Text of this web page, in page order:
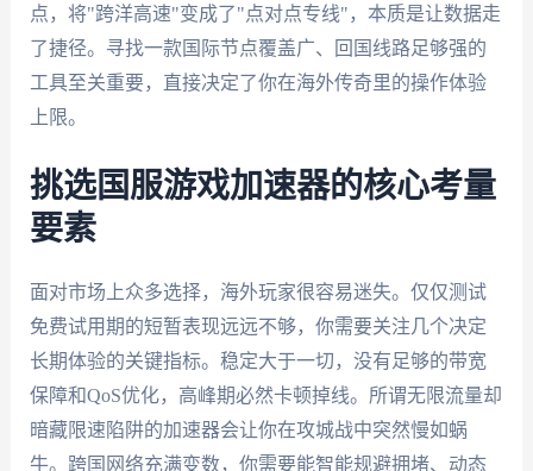
点，将"跨洋高速"变成了"点对点专线"，本质是让数据走
了捷径。寻找一款国际节点覆盖广、回国线路足够强的
工具至关重要，直接决定了你在海外传奇里的操作体验
上限。
挑选国服游戏加速器的核心考量
要素
面对市场上众多选择，海外玩家很容易迷失。仅仅测试
免费试用期的短暂表现远远不够，你需要关注几个决定
长期体验的关键指标。稳定大于一切，没有足够的带宽
保障和QoS优化，高峰期必然卡顿掉线。所谓无限流量却
暗藏限速陷阱的加速器会让你在攻城战中突然慢如蜗
牛。跨国网络充满变数，你需要能智能规避拥堵、动态